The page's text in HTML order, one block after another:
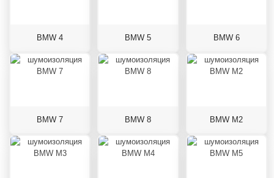
BMW 4 BMW 5 BMW 6
BMW 7 BMW 8 BMW M2